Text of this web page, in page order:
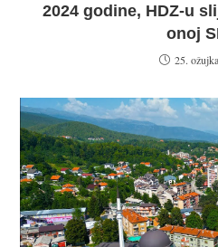
2024 godine, HDZ-u
onoj
25.